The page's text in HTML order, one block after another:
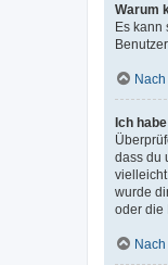
Warum
Es kann
Ich
dass du
wurde
oder die